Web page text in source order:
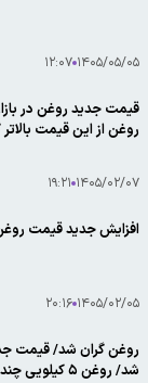
۱۴۰۵/۰۵/۰۵ ۱۲:۰۷
قیمت جدید روغن در
روغن از این قیمت
۱۴۰۵/۰۲/۰۷ ۱۹:۲۱
افزایش جدید قیمت
۱۴۰۵/۰۲/۰۵ ۲۰:۱۶
روغن گران شد/ قیمت
شد/ روغن ۵ کیلویی چند؟